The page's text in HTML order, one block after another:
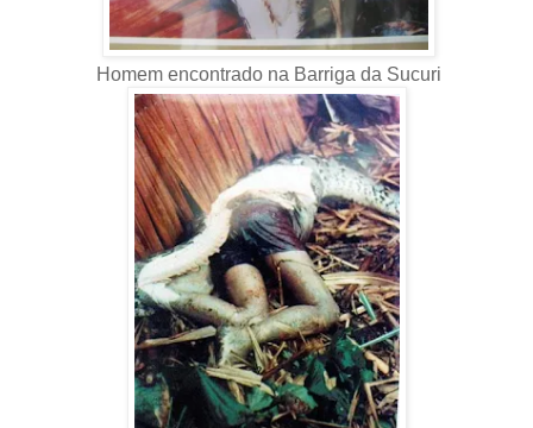
Homem encontrado na Barriga da Sucuri